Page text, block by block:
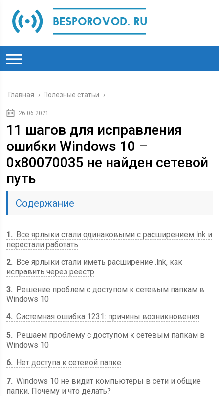
Главная › Полезные статьи ›
26.06.2021
11 шагов для исправления
ошибки Windows 10 –
0x80070035 не найден сетевой
путь
Содержание
1
Все ярлыки стали одинаковыми с расширением lnk и
перестали работать
2
Все ярлыки стали иметь расширение .lnk, как
исправить через реестр
3
Решение проблем с доступом к сетевым папкам в
Windows 10
4 Системная ошибка 1231: причины возникновения
5
Решаем проблему с доступом к сетевым папкам в
Windows 10
6
Нет доступа к сетевой папке
7 Windows 10 не видит компьютеры в сети и общие
папки. Почему и что делать?